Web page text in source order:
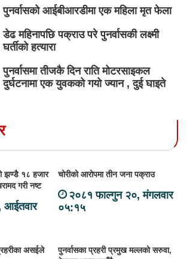
पुनर्वासको आईबीआरडीमा एक महिला मृत फेला
डेढ महिनापछि पक्राउ परे पुनर्वासकी लक्ष्मी
घर्तीको हत्यारा
पुनर्वासमा तीजकै दिन राति मोटरसाइकल
दुर्घटनामा एक युवकको गयो ज्यान , दुई घाइते
झण्डै १८ हजार
गरी नष्ट
आईतवार
चोरीको आरोपमा तीन जना पक्राउ
२०८१ फाल्गुन २०, मंगलवार
०५:१५
असईले
पुनर्वासका प्रहरी प्रमुख मल्लको सरुवा,